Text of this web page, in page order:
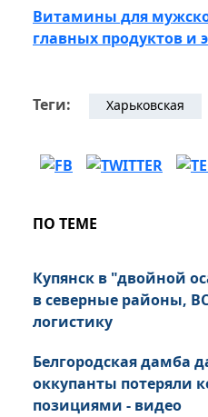
Витамины для
главных продуктов и
Теги: Харьковская
ПО ТЕМЕ
Купянск в "двойной
в северные районы,
логистику
Белгородская дамба
оккупанты потеряли
позициями - видео